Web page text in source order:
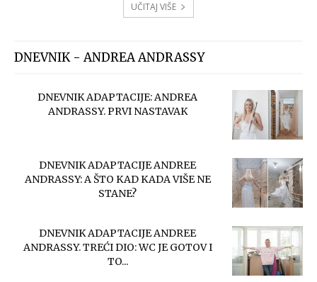
UČITAJ VIŠE
DNEVNIK - ANDREA ANDRASSY
DNEVNIK ADAPTACIJE: ANDREA
ANDRASSY. PRVI NASTAVAK
DNEVNIK ADAPTACIJE ANDREE
ANDRASSY: A ŠTO KAD KADA VIŠE NE
STANE?
DNEVNIK ADAPTACIJE ANDREE
ANDRASSY. TREĆI DIO: WC JE GOTOV I
TO...